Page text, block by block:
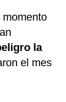
la
el mes